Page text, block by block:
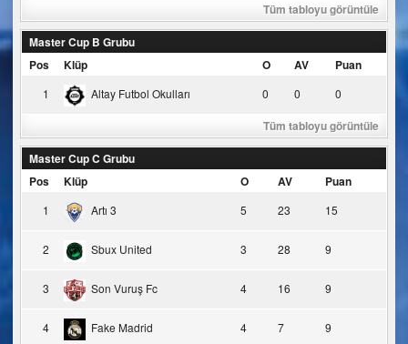
Tüm tabloyu görüntüle
Master Cup B Grubu
Pos
Klüp O AV Puan
1 Altay Futbol Okulları 0 0 0
Tüm tabloyu görüntüle
Master Cup C Grubu
Pos
Klüp O AV Puan
1 Artı 3 5 23 15
2 Sbux United 3 28 9
3 Son Vuruş Fc 4 16 9
4 Fake Madrid 4 7 9